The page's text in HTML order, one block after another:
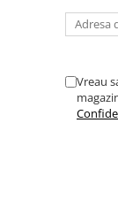
Vreau